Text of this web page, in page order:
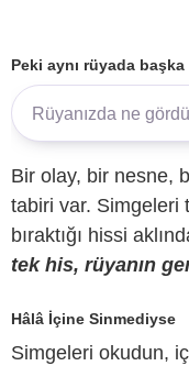
Peki aynı rüyada başka
Bir olay, bir nesne,
tabiri var. Simgeleri
bıraktığı hissi
tek his, rüyanın
Hâlâ İçine Sinmediyse
Simgeleri okudun,